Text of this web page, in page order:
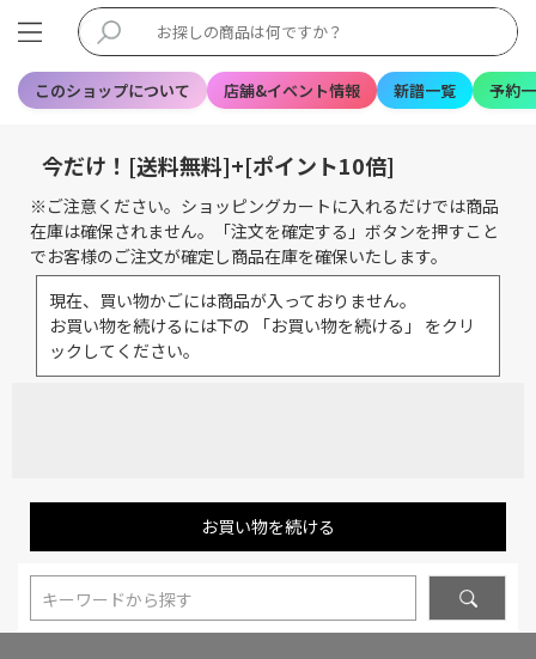
このショップについて 店舗&イベント情報 新譜一覧 予約
今だけ！[送料無料]+[ポイント10倍]
※ご注意ください。ショッピングカートに入れるだけでは商品
在庫は確保されません。「注文を確定する」ボタンを押すこと
でお客様のご注文が確定し商品在庫を確保いたします。
現在、買い物かごには商品が入っておりません。
お買い物を続けるには下の 「お買い物を続ける」 をクリ
ックしてください。
お買い物を続ける
キーワードから探す